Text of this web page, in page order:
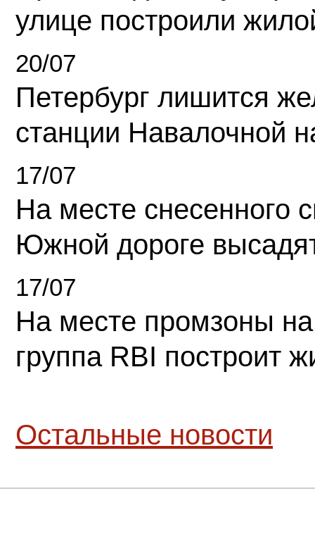
улице построили
20/07
Петербург лишится
станции Навалочной
17/07
На месте снесенного
Южной дороге
17/07
На месте промзоны
группа RBI построит
Остальные новости